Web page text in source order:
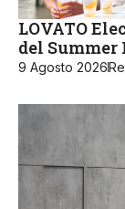
LOVATO
del Summer
9 Agosto 2026